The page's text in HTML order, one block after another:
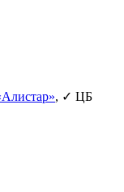
, ✓ ЦБ